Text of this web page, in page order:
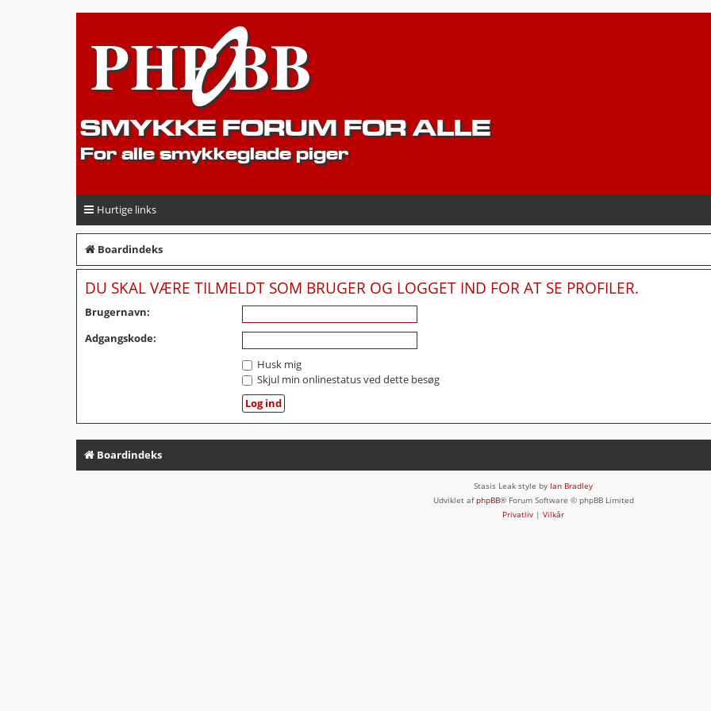
SMYKKE FORUM FOR ALLE
For alle smykkeglade piger
Hurtige links
Boardindeks
DU SKAL VÆRE TILMELDT SOM BRUGER OG LOGGET IND FOR AT SE PROFILER.
Brugernavn:
Adgangskode:
Husk mig
Skjul min onlinestatus ved dette besøg
Boardindeks
Stasis Leak style by Ian Bradley
Udviklet afphpBB® Forum Software © phpBB Limited
Privatliv | Vilkår